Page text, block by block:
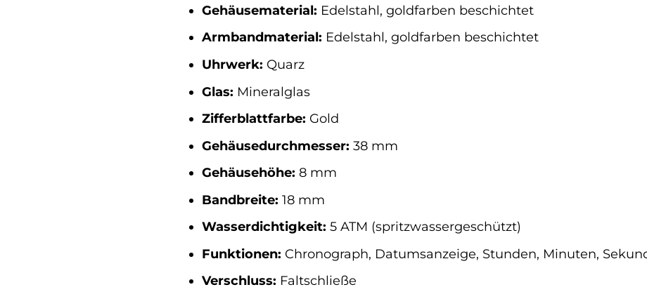
Gehäusematerial: Edelstahl, goldfarben beschichtet
Armbandmaterial: Edelstahl, goldfarben beschichtet
Uhrwerk: Quarz
Glas: Mineralglas
Zifferblattfarbe: Gold
Gehäusedurchmesser: 38 mm
Gehäusehöhe: 8 mm
Bandbreite: 18 mm
Wasserdichtigkeit: 5 ATM (spritzwassergeschützt)
Funktionen: Chronograph, Datumsanzeige, Stunden, Minuten,
Verschluss: Faltschließe